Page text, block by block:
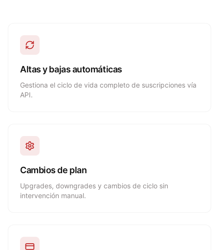
Altas y bajas automáticas
Gestiona el ciclo de vida completo de suscripciones vía
API.
Cambios de plan
Upgrades, downgrades y cambios de ciclo sin
intervención manual.